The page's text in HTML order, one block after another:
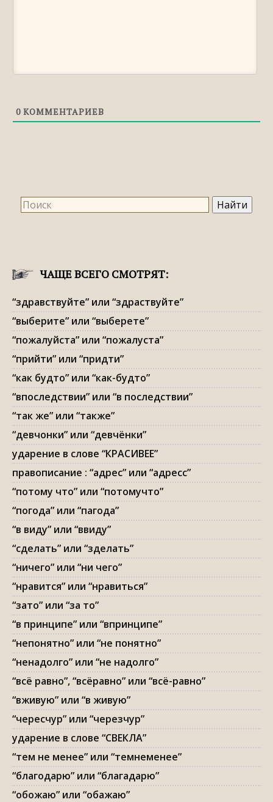
0 КОММЕНТАРИЕВ
ЧАЩЕ ВСЕГО СМОТРЯТ:
“здравствуйте” или “здраствуйте”
“выберите” или “выберете”
“пожалуйста” или “пожалуста”
“прийти” или “придти”
“как будто” или “как-будто”
“впоследствии” или “в последствии”
“так же” или “также”
“девчонки” или “девчёнки”
ударение в слове “КРАСИВЕЕ”
правописание : “адрес” или “адресс”
“потому что” или “потомучто”
“погода” или “пагода”
“в виду” или “ввиду”
“сделать” или “зделать”
“ничего” или “ни чего”
“нравится” или “нравиться”
“зато” или “за то”
“в принципе” или “впринципе”
“непонятно” или “не понятно”
“ненадолго” или “не надолго”
“всё равно”, “всёравно” или “всё-равно”
“вживую” или “в живую”
“чересчур” или “черезчур”
ударение в слове “СВЕКЛА”
“тем не менее” или “темнеменее”
“благодарю” или “благадарю”
“обожаю” или “обажаю”